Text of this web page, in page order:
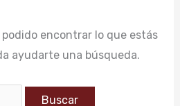
encontrar lo que estás
ayudarte una búsqueda.